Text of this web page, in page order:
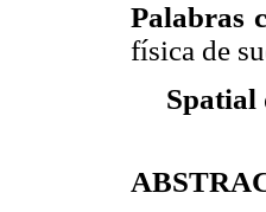
Palabras
física de
Spatial